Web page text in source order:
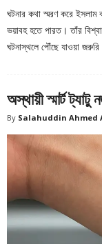
ঘটনার কথা স্মরণ করে
ভয়াবহ হতে পারত। তাঁর
ঘটনাস্থলে পৌঁছে যাওয়া জরুরি
অস্থায়ী স্মার্ট ট্যাটু
By Salahuddin Ahmed